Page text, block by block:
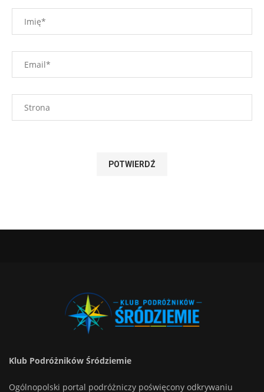
Klub Podróżników Śródziemie
Ogólnopolski portal podróżniczy poświęcony odkrywaniu